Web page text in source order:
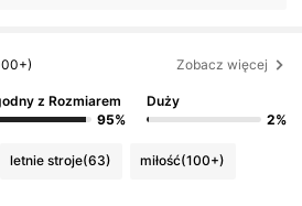
Zobacz więcej
z Rozmiarem
95%
Duży
2%
letnie stroje(63) miłość(100+)